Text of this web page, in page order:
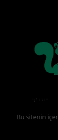
Bu sitenin